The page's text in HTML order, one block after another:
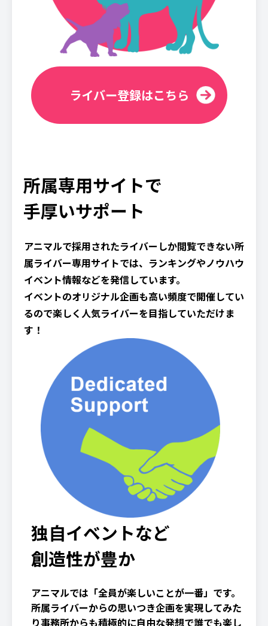
ライバー登録はこちら
所属専用サイトで
手厚いサポート
アニマルで採用されたライバーしか閲覧できない所
属ライバー専用サイトでは、ランキングやノウハウ
イベント情報などを発信しています。
イベントのオリジナル企画も高い頻度で開催してい
るので楽しく人気ライバーを目指していただけま
す！
独自イベントなど
創造性が豊か
アニマルでは「全員が楽しいことが一番」です。
所属ライバーからの思いつき企画を実現してみた
り事務所からも積極的に自由な発想で誰でも楽し